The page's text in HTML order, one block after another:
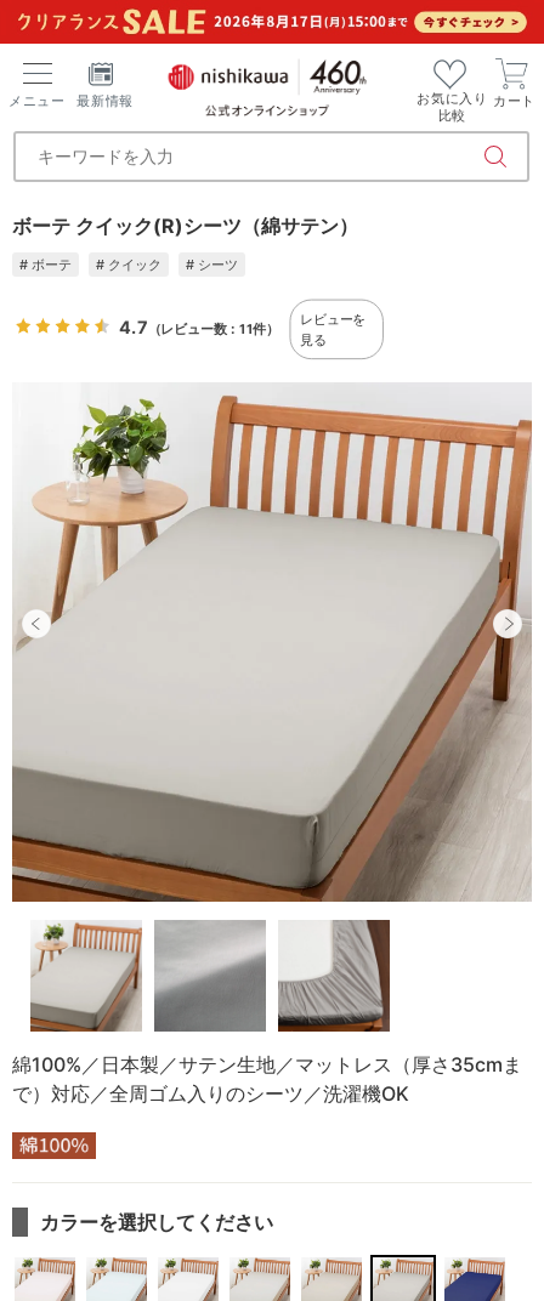
メニュー 最新情報
お気に入り
比較
カート
ボーテ クイック(R)シーツ（綿サテン）
# ボーテ # クイック # シーツ
4.7 （レビュー数：11件）
レビューを
見る
綿100%／日本製／サテン生地／マットレス（厚さ35cmま
で）対応／全周ゴム入りのシーツ／洗濯機OK
カラーを選択してください